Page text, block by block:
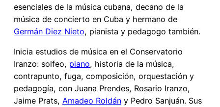
esenciales de la música cubana, decano de la
música de concierto en Cuba y hermano de
Germán Diez Nieto, pianista y pedagogo también.
Inicia estudios de música en el Conservatorio
Iranzo: solfeo, piano, historia de la música,
contrapunto, fuga, composición, orquestación y
pedagogía, con Juana Prendes, Rosario Iranzo,
Jaime Prats, Amadeo Roldán y Pedro Sanjuán. Sus